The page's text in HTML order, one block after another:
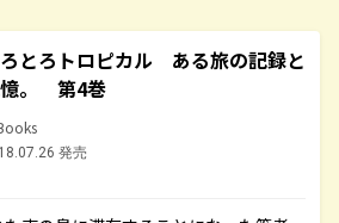
とろトロピカル ある旅の記録と
。 第4巻
発売